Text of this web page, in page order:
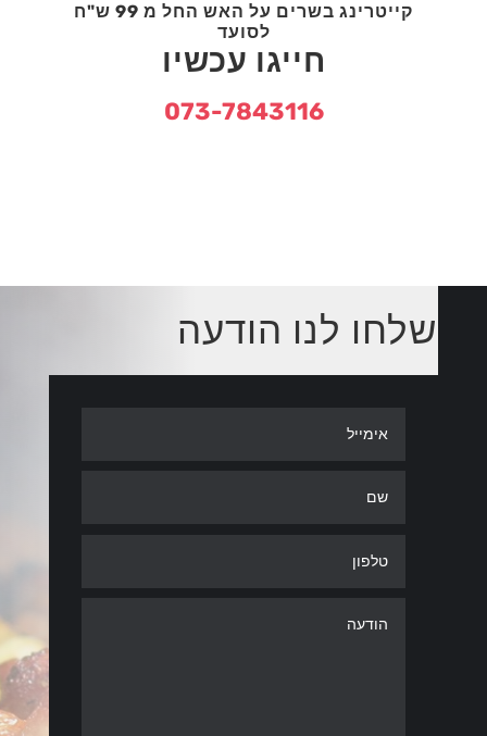
קייטרינג בשרים על האש החל מ 99 ש"ח
לסועד
חייגו עכשיו
073-7843116
שלחו לנו הודעה